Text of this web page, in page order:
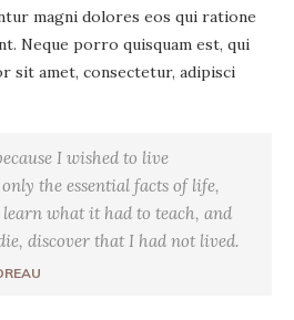
magni dolores eos qui ratione
Neque porro quisquam est, qui
sit amet, consectetur, adipisci
I wished to live
the essential facts of life,
what it had to teach, and
discover that I had not lived.